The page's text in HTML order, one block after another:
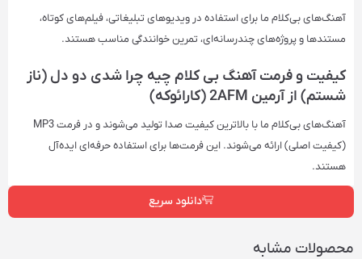
آهنگ‌های بی‌کلام ما برای استفاده در ویدیوهای تبلیغاتی، فیلم‌های کوتاه،
مستندها و پروژه‌های چندرسانه‌ای، تمرین خوانندگی مناسب هستند.
کیفیت و فرمت آهنگ بی کلام چیه چرا شدی دو دل (ناز
شستم) از آرمین 2AFM (کارائوکه)
آهنگ‌های بی‌کلام ما با بالاترین کیفیت صدا تولید می‌شوند و در فرمت‌ MP3
(کیفیت اصلی) ارائه می‌شوند. این فرمت‌ها برای استفاده حرفه‌ای ایده‌آل
هستند.
دانلود سریع
محصولات مشابه